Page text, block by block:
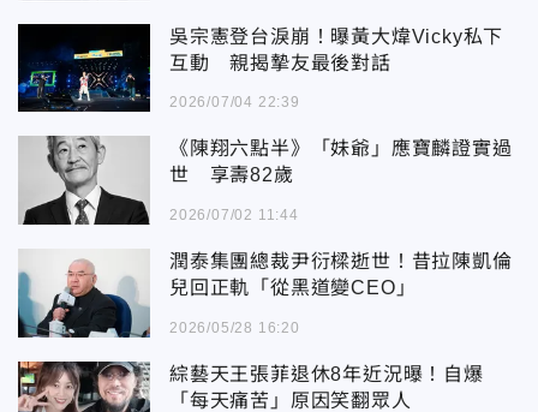
吳宗憲登台淚崩！曝黃大煒Vicky私下
互動 親揭摯友最後對話
2026/07/04 22:39
《陳翔六點半》「妹爺」應寶麟證實過
世 享壽82歲
2026/07/02 11:44
潤泰集團總裁尹衍樑逝世！昔拉陳凱倫
兒回正軌「從黑道變CEO」
2026/05/28 16:20
綜藝天王張菲退休8年近況曝！自爆
「每天痛苦」原因笑翻眾人